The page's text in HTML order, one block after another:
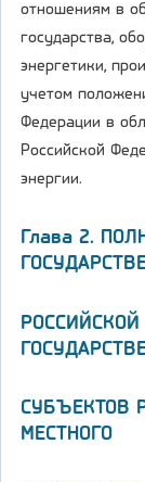
отношениям в
государства,
энергетики,
учетом
Федерации в
Российской
энергии.
Глава 2.
СУБЪЕКТОВ
МЕСТНОГО